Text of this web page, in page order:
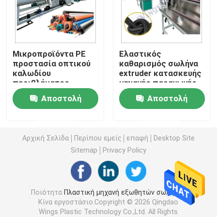
Μηχανή εξωθητών σωλήνων PVC
Γραμμή παραγωγής σωλήνων PPR
Μηχανή εξωθητών σωλήνων PE
Μηχανή εξώθησης ζωνών της PET
Γραμμή παραγωγής λουριών PP
Πλαστική μηχανή εξωθητών φύλλων
Μικροπροϊόντα PE
προστασία οπτικού
καλωδίου
περιβλήματος
σωλήνα εξωρύθμιση
κατασκευής μηχανής
γραμμής μονό βίδα
Αποστολή
Ελαστικός
καθαρισμός σωλήνα
extruder κατασκευής
μηχανής παραγωγής
Αποστολή
Αρχική Σελίδα Περίπου εμείς επαφή
Desktop Site
Sitemap
Privacy Policy
Ποιότητα Πλαστική μηχανή εξωθητών σωλήνων
Κίνα εργοστάσιο.Copyright © 2026 Qingdao
Wings Plastic Technology Co.,Ltd. All Rights